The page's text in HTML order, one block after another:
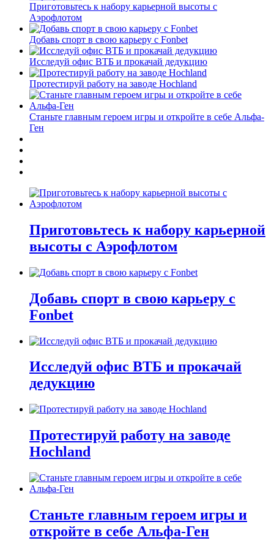
Приготовьтесь к набору карьерной высоты с
Аэрофлотом
Добавь спорт в свою карьеру с Fonbet
Исследуй офис ВТБ и прокачай дедукцию
Протестируй работу на заводе Hochland
Станьте главным героем игры и откройте в себе Альфа-
Ген
Приготовьтесь к набору карьерной
высоты с Аэрофлотом
Добавь спорт в свою карьеру с
Fonbet
Исследуй офис ВТБ и прокачай
дедукцию
Протестируй работу на заводе
Hochland
Станьте главным героем игры и
откройте в себе Альфа-Ген